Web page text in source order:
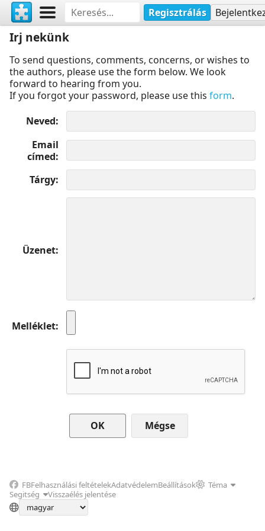
Regisztrálás
Irj nekünk
To send questions, comments, concerns, or wishes to
the authors, please use the form below. We look
forward to hearing from you.
If you forgot your password, please use this form.
Neved
Email
címed
Tárgy
Üzenet
Melléklet
Mégse
FBFelhasználási feltételekAdatvédelemBeállítások
Téma
Segitség
Visszaélés jelentése